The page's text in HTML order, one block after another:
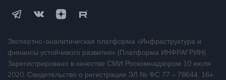
Экспертно-аналитическая платформа «Инфраструктура и
финансы устойчивого развития» (Платформа ИНФРАГРИН).
Зарегистрировано в качестве СМИ Роскомнадзором 10 июля
2020. Свидетельство о регистрации ЭЛ № ФС 77 – 78644. 16+.